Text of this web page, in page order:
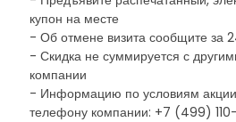
купон на месте
- Об отмене визита сообщите за
- Скидка не суммируется с
компании
- Информацию по условиям
телефону компании: +7 (499)